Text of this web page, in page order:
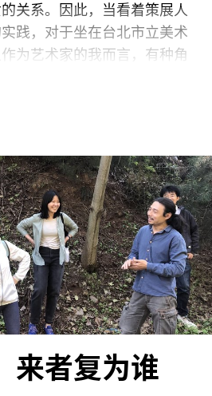
份的土地。再往前走，便是
九七年八月十三日黑背生大
就是几百名村民的合影。照
感到担忧。
关系。因此，当看着策展人
践，对于坐在台北市立美术
为艺术家的我而言，有种角
展与地缘政治”以及“策展与艺
，串起十五组关注策展实践的
者。如果单就讲题来看，会
有志一同地以跨越及连结作
工作内容及形式是更着重在
对“超越”工作，以想像当下
什么。但实际上，讲者们对
庭：艺术在当今讨论的重点
治的关系为何？所谓的大相
来者复为谁